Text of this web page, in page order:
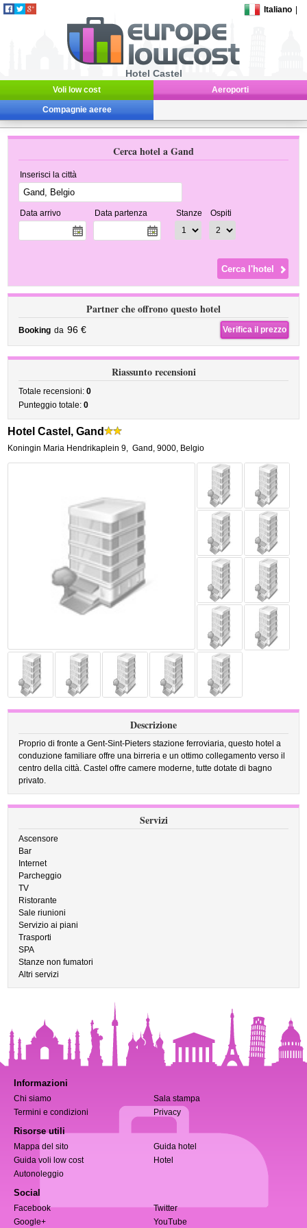
Italiano
Hotel Castel
Voli low cost Aeroporti
Compagnie aeree
Cerca hotel a Gand
Inserisci la città
Data arrivo Data partenza Stanze Ospiti
Partner che offrono questo hotel
Booking da 96 € Verifica il prezzo
Riassunto recensioni
Totale recensioni:0
Punteggio totale:0
Hotel Castel, Gand
Koningin Maria Hendrikaplein 9, Gand ,9000, Belgio
Descrizione
Proprio di fronte a Gent-Sint-Pieters stazione ferroviaria, questo hotel a
conduzione familiare offre una birreria e un ottimo collegamento verso il
centro della città. Castel offre camere moderne, tutte dotate di bagno
privato.
Servizi
Ascensore
Bar
Internet
Parcheggio
TV
Ristorante
Sale riunioni
Servizio ai piani
Trasporti
SPA
Stanze non fumatori
Altri servizi
Informazioni
Chi siamo
Sala stampa
Termini e condizioni
Privacy
Risorse utili
Mappa del sito
Guida hotel
Guida voli low cost
Hotel
Autonoleggio
Social
Facebook
Twitter
Google+
YouTube